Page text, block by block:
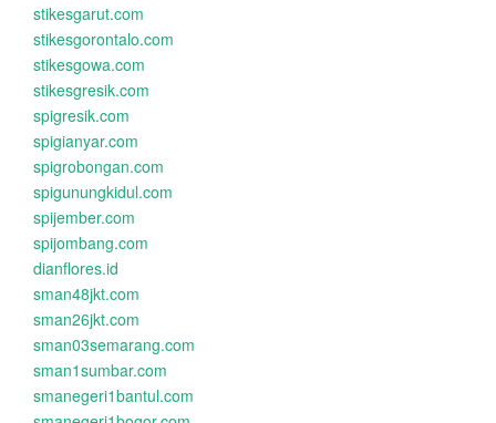
stikesgarut.com
stikesgorontalo.com
stikesgowa.com
stikesgresik.com
spigresik.com
spigianyar.com
spigrobongan.com
spigunungkidul.com
spijember.com
spijombang.com
dianflores.id
sman48jkt.com
sman26jkt.com
sman03semarang.com
sman1sumbar.com
smanegeri1bantul.com